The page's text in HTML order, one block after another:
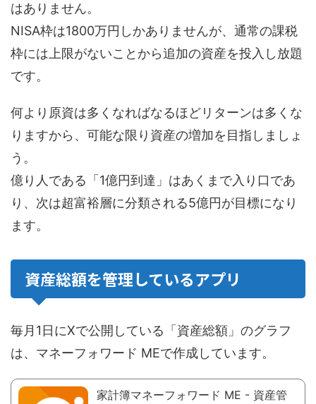
はありません。
NISA枠は1800万円しかありませんが、通常の課税
枠には上限がないことから追加の資産を投入し放題
です。
何より原資は多くなればなるほどリターンは多くな
りますから、可能な限り資産の増加を目指しましょ
う。
億り人である「1億円到達」はあくまで入り口であ
り、次は超富裕層に分類される5億円が目標になり
ます。
資産総額を管理しているアプリ
毎月1日にXで公開している「資産総額」のグラフ
は、マネーフォワード MEで作成しています。
家計簿マネーフォワード ME - 資産管